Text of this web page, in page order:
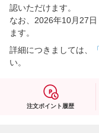
認いただけます。
なお、2026年10月27
ます。
詳細につきましては、
い。
注文ポイント履歴